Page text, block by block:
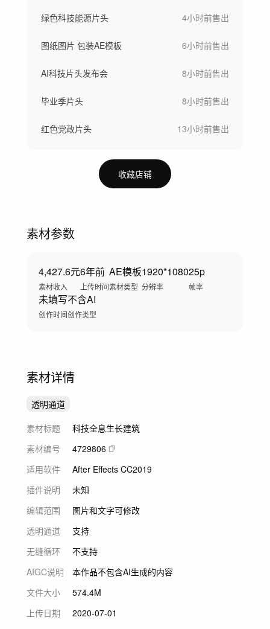
绿色科技能源片头 4小时前售出
图纸图片 包装AE模板 6小时前售出
AI科技片头发布会 8小时前售出
毕业季片头 8小时前售出
红色党政片头 13小时前售出
收藏店铺
素材参数
4,427.6元
素材收入
6年前
上传时间
AE模板
素材类型
1920*1080
分辨率
25p
帧率
未填写
创作时间
不含AI
创作类型
素材详情
透明通道
素材标题
科技全息生长建筑
素材编号
4729806
适用软件
After Effects CC2019
插件说明
未知
编辑范围
图片和文字可修改
透明通道
支持
无缝循环
不支持
AIGC说明
本作品不包含AI生成的内容
文件大小
574.4M
上传日期
2020-07-01